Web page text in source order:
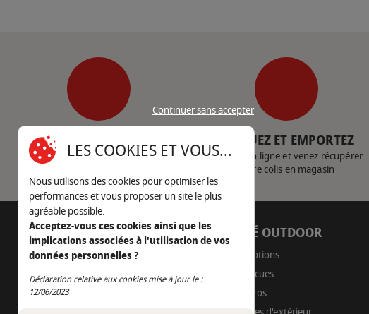
SERVICE CLIENT
Nous contacter
CLIQUEZ ET EMPORTEZ
Achetez en ligne et venez récupérer
votre colis en magasin
AUTOUR DU FEU
05 45 22 98 09
Nous envoyer un e-mail
CÔTÉ OUTDOOR
Promotions
Barbecues
Braseros
Continuer sans accepter
LES COOKIES ET VOUS...
Nous utilisons des cookies pour optimiser les
performances et vous proposer un site le plus
agréable possible.
Acceptez-vous ces cookies ainsi que les
implications associées à l'utilisation de vos
données personnelles ?
Déclaration relative aux cookies mise à jour le :
12/06/2023